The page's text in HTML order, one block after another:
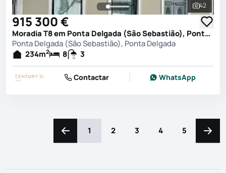
Ver
42
915 300 €
Moradia T8 em Ponta Delgada (São Sebastião), Ponta Delgada
Ponta Delgada (São Sebastião), Ponta Delgada
234m2 8 3
Contactar WhatsApp
Navegação para a esquerda
1 2 3 4 5